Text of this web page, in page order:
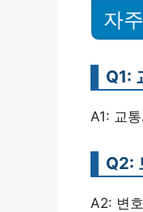
자
Q1:
A1: 교
Q2:
A2: 변